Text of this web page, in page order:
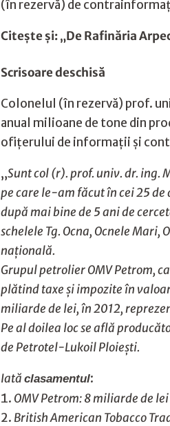
(în rezervă) de
Citeşte şi:„De Rafinăria
Scrisoare deschisă
Colonelul (în rezervă) prof.
anual milioane de tone din
ofiţerului de informaţii şi
„Sunt col (r). prof. univ. dr. ing.
pe care le-am făcut în cei 25
după mai bine de 5 ani de
schelele Tg. Ocna, Ocnele
naţională.
Grupul petrolier OMV Petrom,
plătind taxe şi impozite în
miliarde de lei, în 2012,
Pe al doilea loc se află
de Petrotel-Lukoil Ploieşti.
Iată clasamentul:
OMV Petrom: 8 miliarde de lei
British American Tobacco